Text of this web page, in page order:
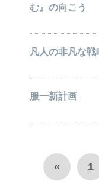
む』の向こう
凡人の非凡な戦
服一新計画
« 1